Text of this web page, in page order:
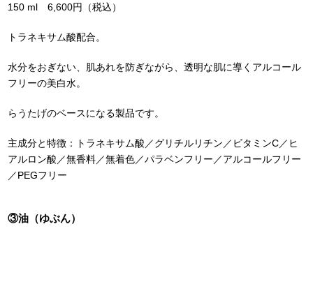
150 ml 6,600円（税込）
トラネキサム酸配合。
水分をおぎない、肌あれを防ぎながら、透明な肌に導くアルコール
フリーの美白水。
らうたげのベースになる製品です。
主成分と特徴：トラネキサム酸／グリチルリチン／ビタミンC／ヒ
アルロン酸／無香料／無着色／パラベンフリー／アルコールフリー
／PEGフリー
③油（ゆぶん）